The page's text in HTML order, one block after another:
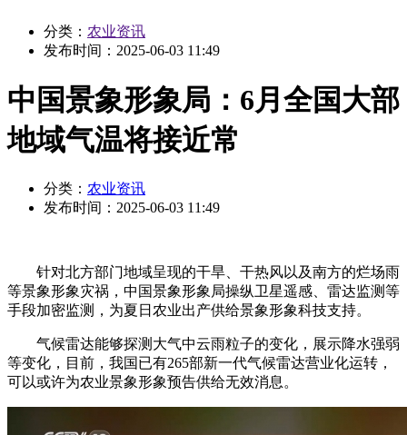
分类： 农业资讯
发布时间： 2025-06-03 11:49
中国景象形象局：6月全国大部
地域气温将接近常
分类： 农业资讯
发布时间： 2025-06-03 11:49
针对北方部门地域呈现的干旱、干热风以及南方的烂场雨
等景象形象灾祸，中国景象形象局操纵卫星遥感、雷达监测等
手段加密监测，为夏日农业出产供给景象形象科技支持。
气候雷达能够探测大气中云雨粒子的变化，展示降水强弱
等变化，目前，我国已有265部新一代气候雷达营业化运转，
可以或许为农业景象形象预告供给无效消息。